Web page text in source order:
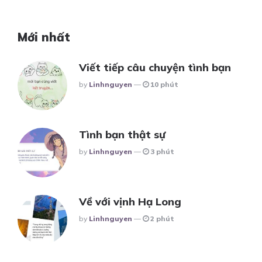
Mới nhất
Viết tiếp câu chuyện tình bạn
Posted
By Linhnguyen 10 phút
Tình bạn thật sự
Posted
By Linhnguyen 3 phút
Về với vịnh Hạ Long
Posted
By Linhnguyen 2 phút